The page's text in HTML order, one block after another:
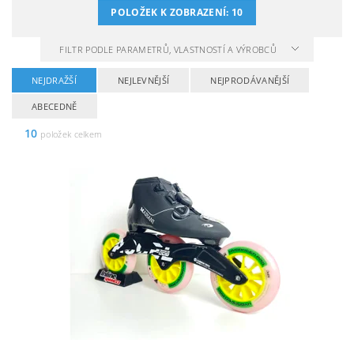
POLOŽEK K ZOBRAZENÍ: 10
FILTR PODLE PARAMETRŮ, VLASTNOSTÍ A VÝROBCŮ
NEJDRAŽŠÍ NEJLEVNĚJŠÍ NEJPRODÁVANĚJŠÍ
ABECEDNĚ
10 položek celkem